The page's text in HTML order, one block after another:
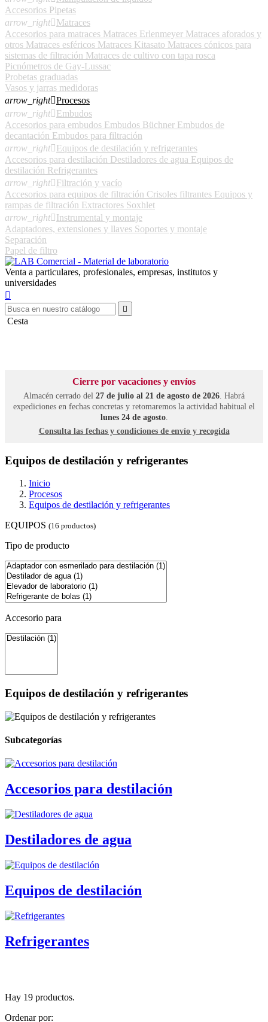
Accesorios Pipetas
arrow_right Matraces
Accesorios para matraces Matraces Erlenmeyer Matraces aforados y
otros Matraces esféricos Matraces Kitasato Matraces cónicos para
sistemas de filtración Matraces de cultivo con tapa rosca
Picnómetros de Gay-Lussac
Probetas graduadas
Vasos y jarras medidoras
arrow_rightProcesos
arrow_right Embudos
Accesorios para embudos Embudos Büchner Embudos de
decantación Embudos para filtración
arrow_right Equipos de destilación y refrigerantes
Accesorios para destilación Destiladores de agua Equipos de
destilación Refrigerantes
arrow_right Filtración y vacío
Accesorios para equipos de filtración Crisoles filtrantes Equipos y
rampas de filtración Extractores Soxhlet
arrow_right Instrumental y montaje
Adaptadores, extensiones y llaves Soportes y montaje
Separación
Papel de filtro
Venta a particulares, profesionales, empresas, institutos y
universidades


Cesta
Cierre por vacaciones y envíos
Almacén cerrado del 27 de julio al 21 de agosto de 2026 . Habrá
expediciones en fechas concretas y retomaremos la actividad habitual el
lunes 24 de agosto.
Consulta las fechas y condiciones de envío y recogida
Equipos de destilación y refrigerantes
Inicio
Procesos
Equipos de destilación y refrigerantes
EQUIPOS (16 productos)
Tipo de producto
Accesorio para
Equipos de destilación y refrigerantes
Subcategorías
Accesorios para destilación
Destiladores de agua
Equipos de destilación
Refrigerantes
Hay 19 productos.
Ordenar por: